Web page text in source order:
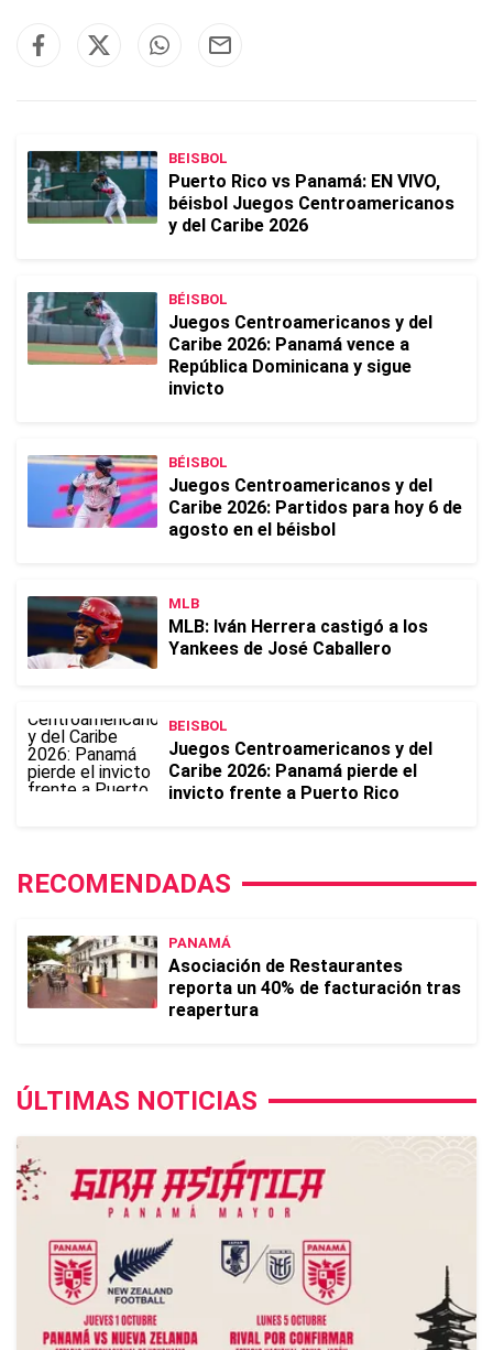
BEISBOL
Puerto Rico vs Panamá: EN VIVO,
béisbol Juegos Centroamericanos
y del Caribe 2026
BÉISBOL
Juegos Centroamericanos y del
Caribe 2026: Panamá vence a
República Dominicana y sigue
invicto
BÉISBOL
Juegos Centroamericanos y del
Caribe 2026: Partidos para hoy 6 de
agosto en el béisbol
MLB
MLB: Iván Herrera castigó a los
Yankees de José Caballero
BEISBOL
Juegos Centroamericanos y del
Caribe 2026: Panamá pierde el
invicto frente a Puerto Rico
RECOMENDADAS
PANAMÁ
Asociación de Restaurantes
reporta un 40% de facturación tras
reapertura
ÚLTIMAS NOTICIAS